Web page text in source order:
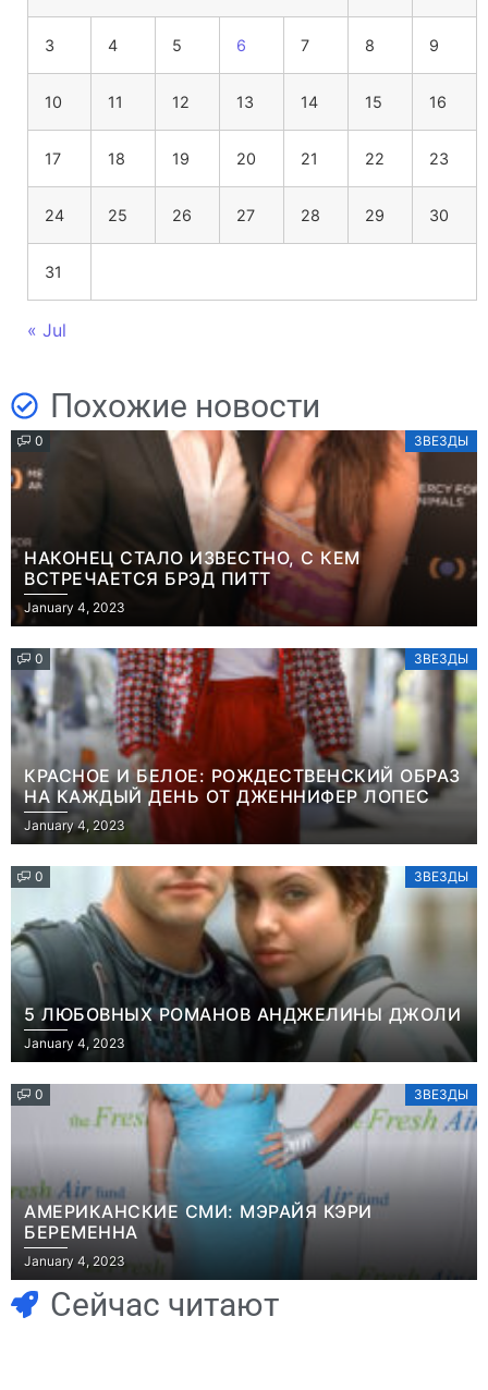
3 4 5 6 7 8 9
10 11 12 13 14 15 16
17 18 19 20 21 22 23
24 25 26 27 28 29 30
31
« Jul
Похожие новости
0 ЗВЕЗДЫ
НАКОНЕЦ СТАЛО ИЗВЕСТНО, С КЕМ
ВСТРЕЧАЕТСЯ БРЭД ПИТТ
January 4, 2023
0 ЗВЕЗДЫ
КРАСНОЕ И БЕЛОЕ: РОЖДЕСТВЕНСКИЙ ОБРАЗ
НА КАЖДЫЙ ДЕНЬ ОТ ДЖЕННИФЕР ЛОПЕС
January 4, 2023
0 ЗВЕЗДЫ
5 ЛЮБОВНЫХ РОМАНОВ АНДЖЕЛИНЫ ДЖОЛИ
January 4, 2023
0 ЗВЕЗДЫ
АМЕРИКАНСКИЕ СМИ: МЭРАЙЯ КЭРИ
БЕРЕМЕННА
January 4, 2023
Сейчас читают
Игры
Геймеры
отменяют
Новичок-геймер